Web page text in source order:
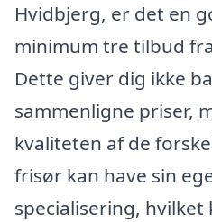
Hvidbjerg, er det en
minimum tre tilbud
Dette giver dig ikke
sammenligne priser,
kvaliteten af de
frisør kan have sin
specialisering, hvilket